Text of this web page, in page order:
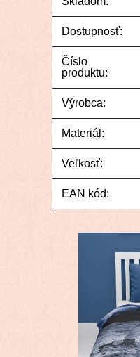
Dostupnosť:
Číslo
produktu:
Výrobca:
Materiál:
Veľkosť:
EAN kód: